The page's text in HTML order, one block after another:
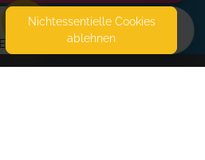
EVENTS
Nicht­essentielle Cookies
ablehnen